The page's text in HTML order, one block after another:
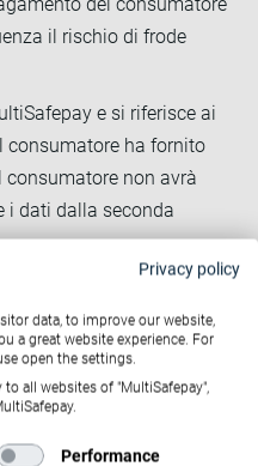
il rischio di frode
e si riferisce ai
consumatore ha fornito
non avrà
i dati dalla seconda
le restrizioni di SCA e
il 14 Settembre 2019,
checkout e stimolando gli
il tasso di
Privacy policy
data, to improve our website,
a great website experience. For
open the settings.
all websites of "MultiSafepay",
Performance